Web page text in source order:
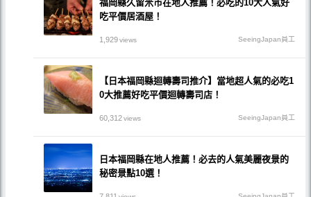
福岡縣久留米市在地人推薦！必吃的10大人氣好
吃平價居酒屋！
1,929views SeeingJapan員工
【日本福岡縣迴轉壽司推介】當地超人氣的必吃1
0大推薦好吃平價迴轉壽司店！
60,312views SeeingJapan員工
日本福岡縣在地人推薦！必去的人氣美麗夜景的
秘密景點10選！